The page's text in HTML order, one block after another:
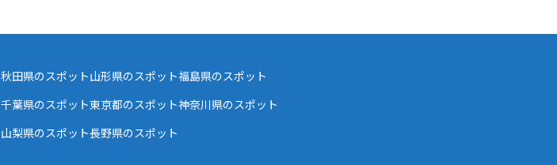
秋田県のスポット山形県のスポット福島県のスポット
千葉県のスポット東京都のスポット神奈川県のスポット
山梨県のスポット長野県のスポット